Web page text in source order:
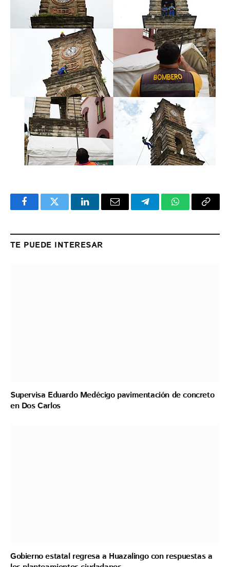
FacebookTwitter LinkedInEmail TelegramWhatsApp
Copy
TE PUEDE INTERESAR
Supervisa Eduardo Medécigo pavimentación de concreto
en Dos Carlos
Gobierno estatal regresa a Huazalingo con respuestas a